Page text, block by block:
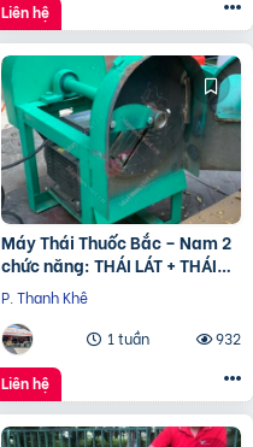
Liên hệ
Máy Thái Thuốc Bắc – Nam 2
chức năng: THÁI LÁT + THÁI
KHÚC
P. Thanh Khê
1 tuần
932
Liên hệ